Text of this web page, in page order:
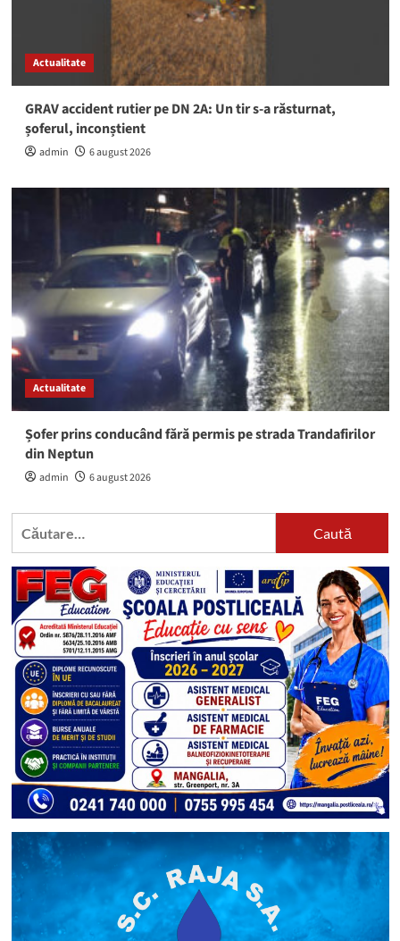
Actualitate
GRAV accident rutier pe DN 2A: Un tir s-a răsturnat,
șoferul, inconștient
admin 6 august 2026
Actualitate
Șofer prins conducând fără permis pe strada Trandafirilor
din Neptun
admin 6 august 2026
Caută